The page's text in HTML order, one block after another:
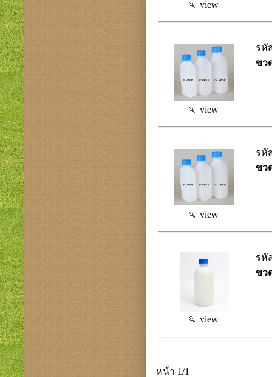
view
view
รหั
ขว
view
รหั
ขว
view
รหั
ขว
หน้า 1/1